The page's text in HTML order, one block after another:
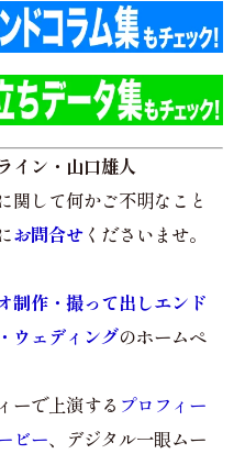
イン・山口雄人
関して何かご不明なこと
お問合せ くださいませ。
制作・撮って出しエンド
ウェディングのホームペ
ーで上演する プロフィー
ビー、デジタル一眼ムー